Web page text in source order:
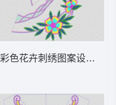
彩色花卉刺绣图案设计 优